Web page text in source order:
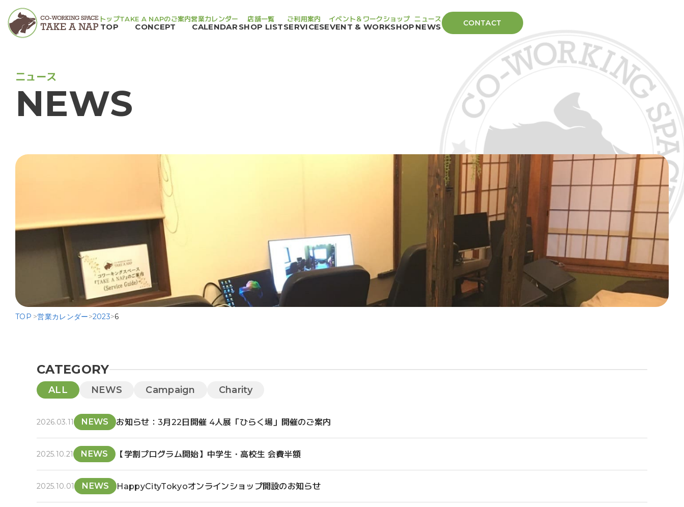
TOP
トップ
CONCEPT
TAKE A NAPのご案内
CALENDAR
営業カレンダー
SHOP LIST
店舗一覧
SERVICES
ご利用案内
EVENT & WORKSHOP
イベント＆ワークショップ
NEWS
ニュース CONTACT
ニュ ース
NEWS
TOP >営業カレンダー>2023>6
CATEGORY
ALL NEWS Campaign Charity
2026.03.11 NEWS お知らせ：3月22日開催 4人展「ひらく場」開催のご案内
2025.10.21 NEWS 【学割プログラム開始】中学生・高校生 会費半額
2025.10.01 NEWS HappyCityTokyoオンラインショップ開設のお知らせ